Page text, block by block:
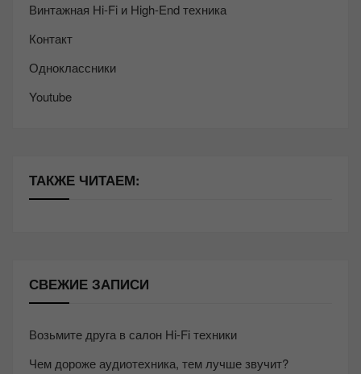
Винтажная Hi-Fi и High-End техника
Контакт
Одноклассники
Youtube
ТАКЖЕ ЧИТАЕМ:
СВЕЖИЕ ЗАПИСИ
Возьмите друга в салон Hi-Fi техники
Чем дороже аудиотехника, тем лучше звучит?